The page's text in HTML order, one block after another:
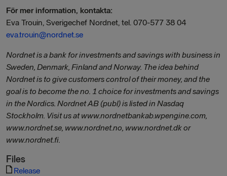
För mer information, kontakta:
Eva Trouin, Sverigechef Nordnet, tel. 070-577 38 04
eva.trouin@nordnet.se
Nordnet is a bank for investments and savings with business in
Sweden, Denmark, Finland and Norway. The idea behind
Nordnet is to give customers control of their money, and the
goal is to become the no. 1 choice for investments and savings
in the Nordics. Nordnet AB (publ) is listed in Nasdaq
Stockholm. Visit us at www.nordnetbankab.wpengine.com,
www.nordnet.se, www.nordnet.no, www.nordnet.dk or
www.nordnet.fi.
Files
Release